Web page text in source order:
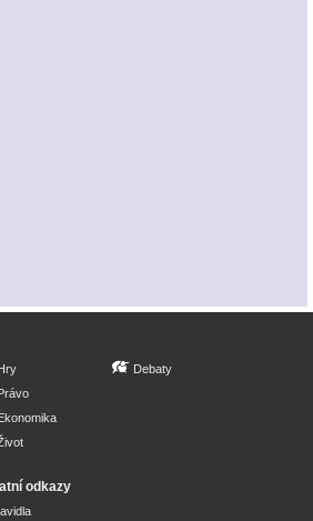
Hry
Právo
Ekonomika
Debaty
odkazy